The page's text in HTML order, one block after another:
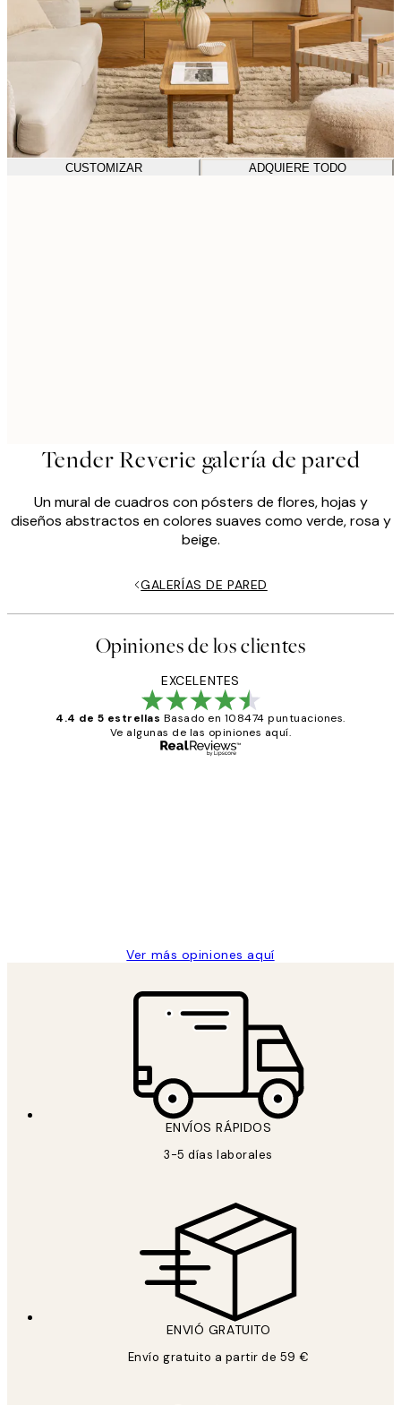
CUSTOMIZAR ADQUIERE TODO
Tender Reverie galería de pared
Un mural de cuadros con pósters de flores, hojas y
diseños abstractos en colores suaves como verde, rosa y
beige.
GALERÍAS DE PARED
Opiniones de los clientes
EXCELENTES
4.4 de 5 estrellas Basado en 108474 puntuaciones.
Ve algunas de las opiniones aquí.
Ver más opiniones aquí
ENVÍOS RÁPIDOS
3-5 días laborales
ENVIÓ GRATUITO
Envío gratuito a partir de 59 €